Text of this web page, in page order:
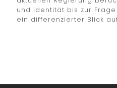
und Identität bis zur
ein differenzierter Blick